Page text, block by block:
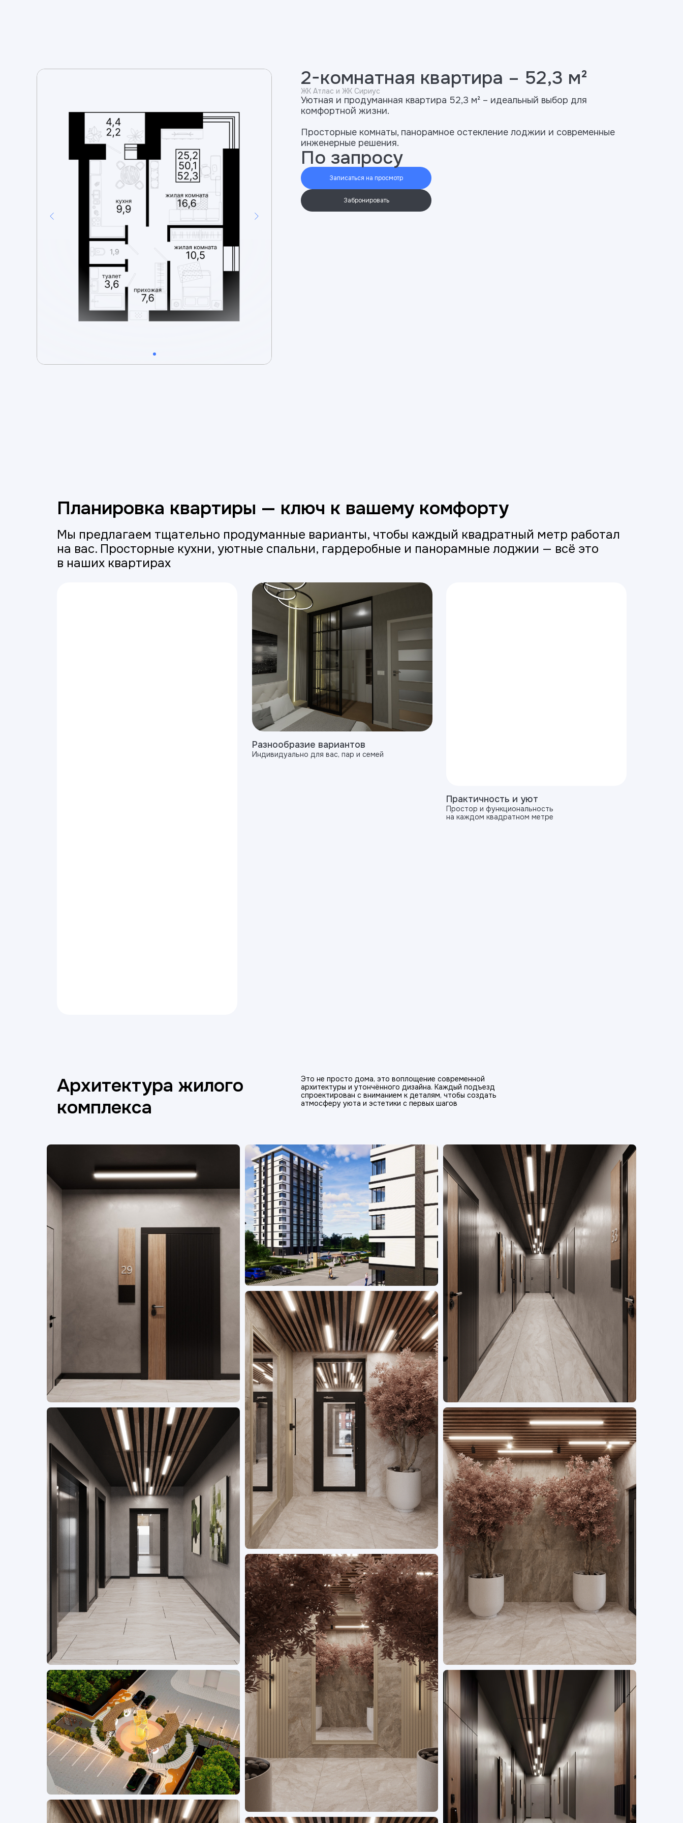
2-комнатная квартира – 52,3 м²
ЖК Атлас и ЖК Сириус
Уютная и продуманная квартира 52,3 м² – идеальный выбор для
комфортной жизни.
Просторные комнаты, панорамное остекление лоджии и современные
инженерные решения.
По запросу
Записаться на просмотр
Забронировать
Планировка квартиры — ключ к вашему комфорту
Мы предлагаем тщательно продуманные варианты, чтобы каждый квадратный метр работал
на вас. Просторные кухни, уютные спальни, гардеробные и панорамные лоджии — всё это
в наших квартирах
Разнообразие вариантов
Индивидуально для вас, пар и семей
Практичность и уют
Простор и функциональность
на каждом квадратном метре
Архитектура жилого
комплекса
Это не просто дома, это воплощение современной
архитектуры и утончённого дизайна. Каждый подъезд
спроектирован с вниманием к деталям, чтобы создать
атмосферу уюта и эстетики с первых шагов